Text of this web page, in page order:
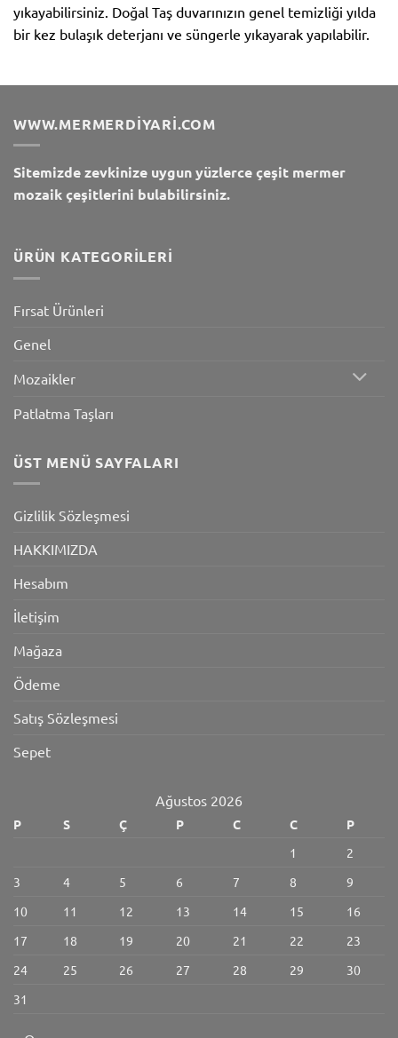
yıkayabilirsiniz. Doğal Taş duvarınızın genel temizliği yılda
bir kez bulaşık deterjanı ve süngerle yıkayarak yapılabilir.
WWW.MERMERDIYARI.COM
Sitemizde zevkinize uygun yüzlerce çeşit mermer
mozaik çeşitlerini bulabilirsiniz.
ÜRÜN KATEGORILERI
Fırsat Ürünleri
Genel
Mozaikler
Patlatma Taşları
ÜST MENÜ SAYFALARI
Gizlilik Sözleşmesi
HAKKIMIZDA
Hesabım
İletişim
Mağaza
Ödeme
Satış Sözleşmesi
Sepet
Ağustos 2026
P S Ç P C C
P
1
2
3
4 5 6 7 8
9
10
11 12 13 14 15
16
17
18 19 20 21 22
23
24
25 26 27 28 29
30
31